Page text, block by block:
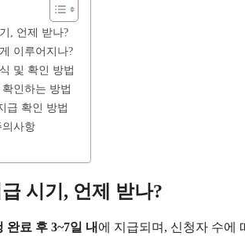
, 언제 받나?
이루어지나?
및 확인 방법
인하는 방법
급 확인 방법
사항
시기, 언제 받나?
완료 후 3~7일 내 에 지급되며, 신청자 수에